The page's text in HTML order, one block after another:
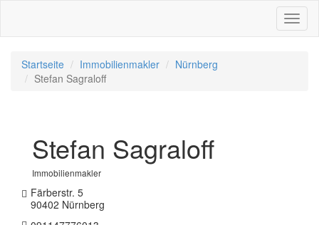
Startseite Immobilienmakler
Nürnberg
Stefan Sagraloff
Stefan Sagraloff
Immobilienmakler
Färberstr. 5
90402 Nürnberg